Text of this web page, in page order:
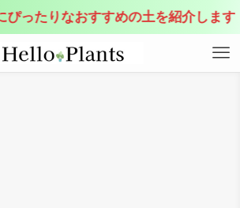
ったりなおすすめの土を紹介します